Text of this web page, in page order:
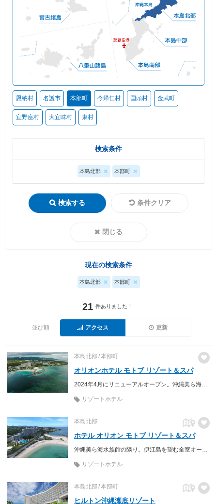
恩納村 名護市 本部町 今帰仁村 国頭村 金武町
宜野座村 大宜味村 東村
検索条件
本島北部 本部町
検索する 条件クリア
閉じる
現在の検索条件
本島北部 本部町
21 件ありました！
並び順 アクセス 更新
本島北部 本部町
オリオンホテル モトブ リゾート＆スパ
2024年4月にリニューアルオープン。沖縄美ら海水族館徒歩7分・エメラルドビーチ(海洋博公園)徒歩2分・備瀬のフクギ並木徒歩3分の立地にあるリゾートホテル。北部観光の拠点に最適です。
リゾートホテル
本島北部
ホテル オリオン モトブ リゾート＆スパ
リゾートホテル
本島北部 本部町
ヒルトン沖縄瀬底リゾート